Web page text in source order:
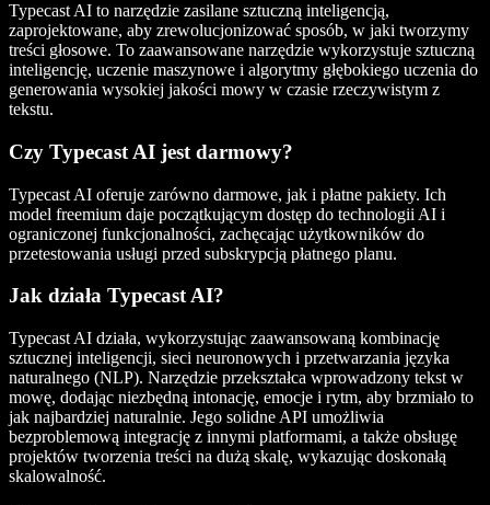
Typecast AI to narzędzie zasilane sztuczną inteligencją,
zaprojektowane, aby zrewolucjonizować sposób, w jaki tworzymy
treści głosowe. To zaawansowane narzędzie wykorzystuje sztuczną
inteligencję, uczenie maszynowe i algorytmy głębokiego uczenia do
generowania wysokiej jakości mowy w czasie rzeczywistym z
tekstu.
Czy Typecast AI jest darmowy?
Typecast AI oferuje zarówno darmowe, jak i płatne pakiety. Ich
model freemium daje początkującym dostęp do technologii AI i
ograniczonej funkcjonalności, zachęcając użytkowników do
przetestowania usługi przed subskrypcją płatnego planu.
Jak działa Typecast AI?
Typecast AI działa, wykorzystując zaawansowaną kombinację
sztucznej inteligencji, sieci neuronowych i przetwarzania języka
naturalnego (NLP). Narzędzie przekształca wprowadzony tekst w
mowę, dodając niezbędną intonację, emocje i rytm, aby brzmiało to
jak najbardziej naturalnie. Jego solidne API umożliwia
bezproblemową integrację z innymi platformami, a także obsługę
projektów tworzenia treści na dużą skalę, wykazując doskonałą
skalowalność.